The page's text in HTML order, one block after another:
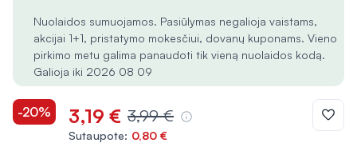
Nuolaidos sumuojamos. Pasiūlymas negalioja vaistams,
akcijai 1+1, pristatymo mokesčiui, dovanų kuponams. Vieno
pirkimo metu galima panaudoti tik vieną nuolaidos kodą.
Galioja iki 2026 08 09
-20% 3,19 € 3,99 €
Sutaupote: 0,80 €